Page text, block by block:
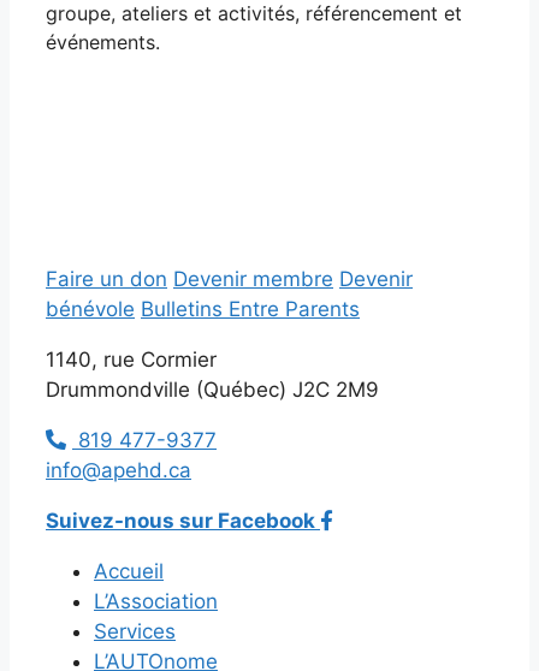
groupe, ateliers et activités, référencement et
événements.
Faire un don Devenir membre Devenir
bénévole Bulletins Entre Parents
1140, rue Cormier
Drummondville (Québec) J2C 2M9
819 477-9377
info@apehd.ca
Suivez-nous sur Facebook
Accueil
L’Association
Services
L’AUTOnome